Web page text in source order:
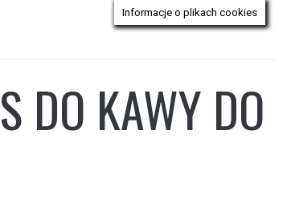
DO KAWY DO
Informacje o plikach cookies